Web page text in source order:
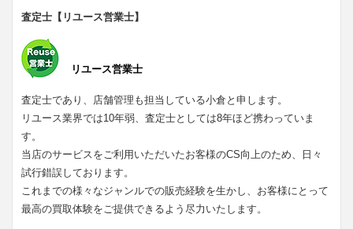
査定士【リユース営業士】
リユース営業士
査定士であり、店舗管理も担当している小倉と申します。
リユース業界では10年弱、査定士としては8年ほど携わっていま
す。
当店のサービスをご利用いただいたお客様のCS向上のため、日々
試行錯誤しております。
これまでの様々なジャンルでの販売経験を生かし、お客様にとって
最高の買取体験をご提供できるよう尽力いたします。